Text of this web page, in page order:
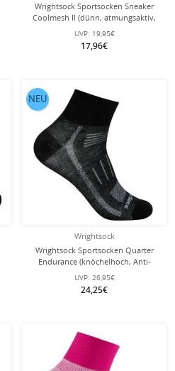
Wrightsock Sportsocken Sneaker
Coolmesh II (dünn, atmungsaktiv,
bequem) weiss - 1 Paar
UVP: 19,95€
17,96€
Wrightsock
Wrightsock Sportsocken Quarter
Endurance (knöchelhoch, Anti-
Blasen-Socke) schwarz/grau - 1 Paar
UVP: 26,95€
24,25€
NEU